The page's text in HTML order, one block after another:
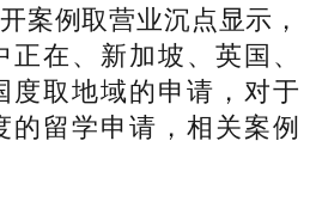
例取营业沉点显示，
在、新加坡、英国、
度取地域的申请，对于
的留学申请，相关案例